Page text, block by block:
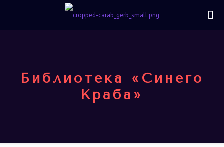
Библиотека «Синего
Краба»